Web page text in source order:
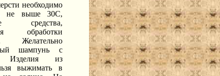
необходимо
не выше 30С,
средства,
обработки
Желательно
шампунь с
Изделия из
выжимать в